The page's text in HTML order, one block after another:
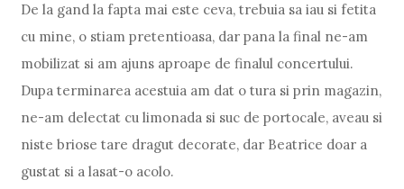
De la gand la fapta mai este ceva, trebuia sa iau si fetita
cu mine, o stiam pretentioasa, dar pana la final ne-am
mobilizat si am ajuns aproape de finalul concertului.
Dupa terminarea acestuia am dat o tura si prin magazin,
ne-am delectat cu limonada si suc de portocale, aveau si
niste briose tare dragut decorate, dar Beatrice doar a
gustat si a lasat-o acolo.